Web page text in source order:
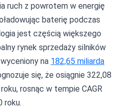
ruch z powrotem w energię
baterię podczas
jest częścią większego
rynek sprzedaży silników
na 182,65 miliarda
się, że osiągnie 322,08
rosnąc w tempie CAGR
roku.